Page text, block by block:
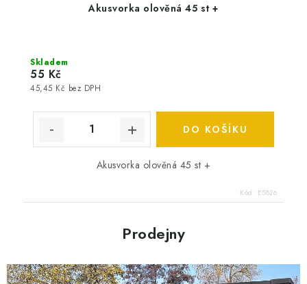
Akusvorka olověná 45 st +
Skladem
45,45 Kč bez DPH
55 Kč
DO KOŠÍKU
Akusvorka olověná 45 st +
Kód: E5826
Prodejny